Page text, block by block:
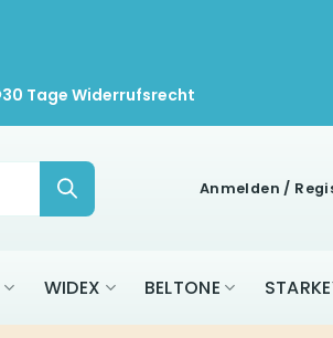
30 Tage Widerrufsrecht
Anmelden /
WIDEX BELTONE